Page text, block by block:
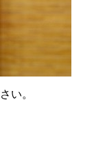
い。